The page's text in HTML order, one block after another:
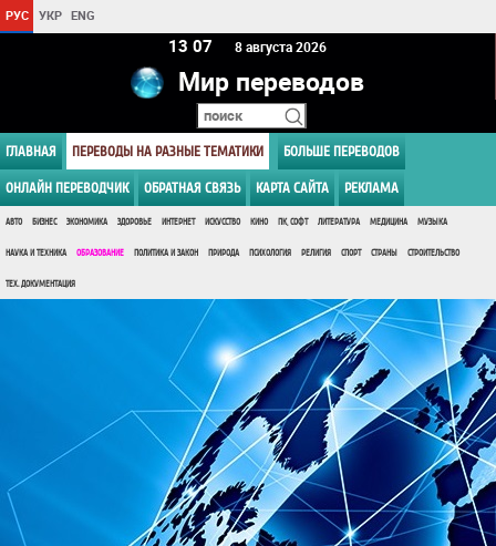
РУС УКР ENG
13:07 8 августа 2026
Мир переводов
ГЛАВНАЯ ПЕРЕВОДЫ НА РАЗНЫЕ ТЕМАТИКИ БОЛЬШЕ ПЕРЕВОДОВ
ОНЛАЙН ПЕРЕВОДЧИК ОБРАТНАЯ СВЯЗЬ КАРТА САЙТА РЕКЛАМА
АВТО БИЗНЕС ЭКОНОМИКА ЗДОРОВЬЕ ИНТЕРНЕТ ИСКУССТВО КИНО ПК, СОФТ ЛИТЕРАТУРА МЕДИЦИНА МУЗЫКА
НАУКА И ТЕХНИКА ОБРАЗОВАНИЕ ПОЛИТИКА И ЗАКОН ПРИРОДА ПСИХОЛОГИЯ РЕЛИГИЯ СПОРТ СТРАНЫ СТРОИТЕЛЬСТВО
ТЕХ. ДОКУМЕНТАЦИЯ